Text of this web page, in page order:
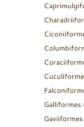
Galliformes
Gaviiformes